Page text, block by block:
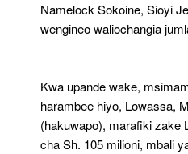
Namelock Sokoine, Sioyi
wengineo waliochangia
Kwa upande wake,
harambee hiyo, Lowassa,
(hakuwapo), marafiki zake
cha Sh. 105 milioni, mbali